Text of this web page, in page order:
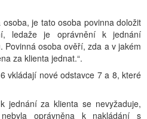
je tato osoba povinna doložit
ledaže je oprávnění k jednání
Povinná osoba ověří, zda a v jakém
za klienta jednat.“.
vkládají nové odstavce 7 a 8, které
jednání za klienta se nevyžaduje,
oprávněna k nakládání s